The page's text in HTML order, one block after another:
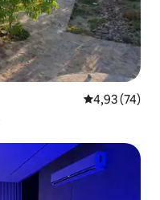
Μέση
4,93 (74)